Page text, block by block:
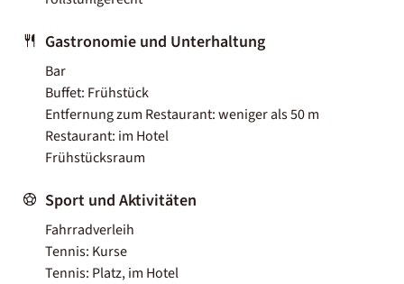
Gastronomie und Unterhaltung
Bar
Buffet: Frühstück
Entfernung zum Restaurant: weniger als 50 m
Restaurant: im Hotel
Frühstücksraum
Sport und Aktivitäten
Fahrradverleih
Tennis: Kurse
Tennis: Platz, im Hotel